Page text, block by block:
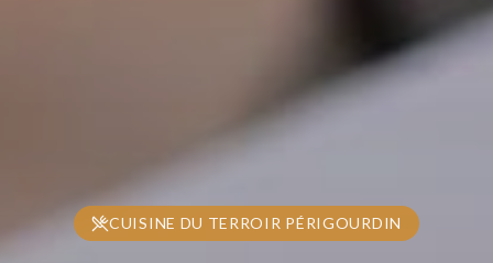
CUISINE DU TERROIR PÉRIGOURDIN